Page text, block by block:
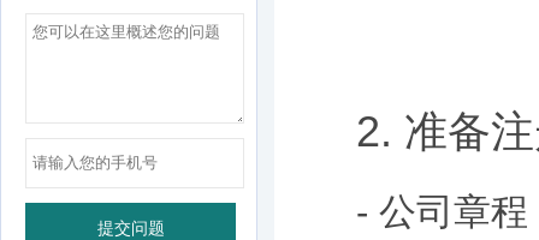
2. 准备
- 公司章